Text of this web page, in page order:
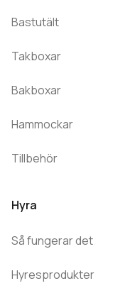
Bastutält
Takboxar
Bakboxar
Hammockar
Tillbehör
Hyra
Så fungerar det
Hyresprodukter